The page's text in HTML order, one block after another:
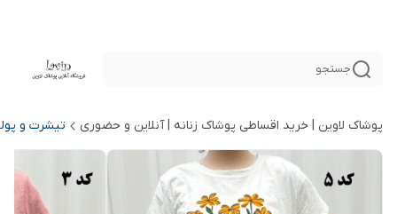
جستجو
پوشاک لاوین | خرید اقساطی پوشاک زنانه | آنلاین و حضوری تیشرت و